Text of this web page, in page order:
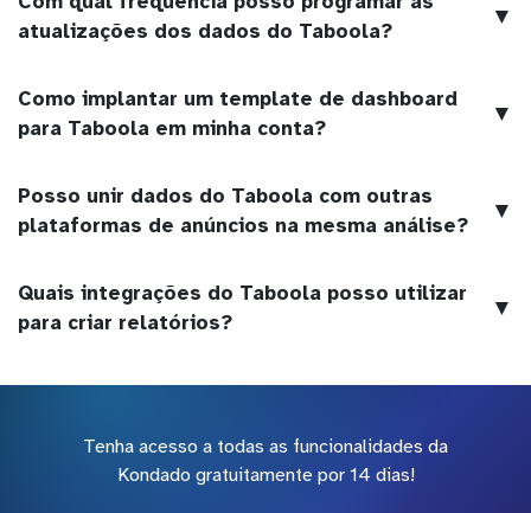
atualizações dos dados do Taboola?
▼
Como implantar um template de dashboard
para Taboola em minha conta?
▼
Posso unir dados do Taboola com outras
plataformas de anúncios na mesma análise?
▼
Quais integrações do Taboola posso utilizar
para criar relatórios?
▼
Tenha acesso a todas as funcionalidades da
Kondado gratuitamente por 14 dias!